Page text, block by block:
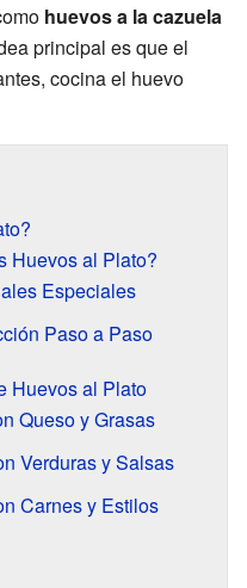
huevos a la cazuela
principal es que el
cocina el huevo
Huevos al Plato?
Especiales
Paso a Paso
Huevos al Plato
Queso y Grasas
Verduras y Salsas
Carnes y Estilos